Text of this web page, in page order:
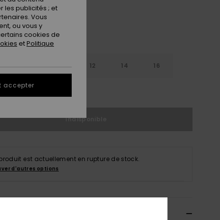
8 10 12 14 16
le Guide des tailles
Indisponible
est actuellement en rupture de stock.
d'autres options
les publicités ; et
Vous
ou vous y
cookies de
etPolitique
accepter